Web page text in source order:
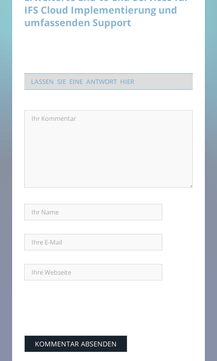
IFS Cloud Implementierung und
umfassenden Support
LASSEN SIE EINE ANTWORT HIER